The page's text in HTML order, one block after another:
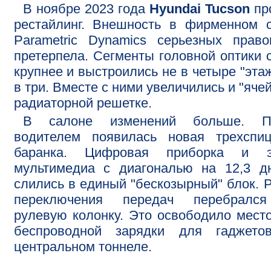
В ноябре 2023 года Hyundai Tucson
рестайлинг. Внешность в фирменном
Parametric Dynamics серьезных
претерпела. Сегменты головной оптики
крупнее и выстроились не в четыре
в три. Вместе с ними увеличились и
радиаторной решетке.
В салоне изменений больше.
водителем появилась новая
баранка. Цифровая приборка и
мультимедиа с диагональю на 12,3
слились в единый "бескозырный" блок.
переключения передач
рулевую колонку. Это освободило
беспроводной зарядки для
центральном тоннеле.